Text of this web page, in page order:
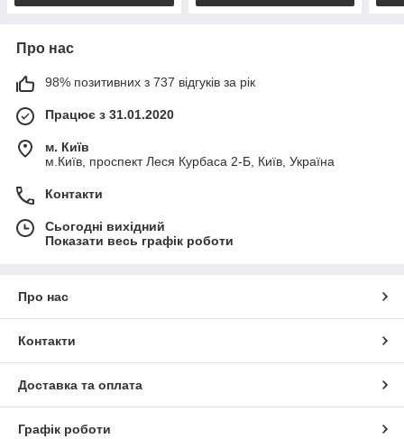
Про нас
98% позитивних з 737 відгуків за рік
Працює з 31.01.2020
м. Київ
м.Київ, проспект Леся Курбаса 2-Б, Київ, Україна
Контакти
Сьогодні вихідний
Показати весь графік роботи
Про нас
Контакти
Доставка та оплата
Графік роботи